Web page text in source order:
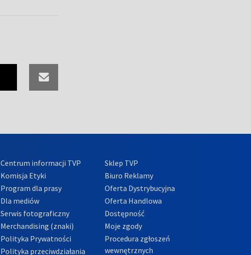
Centrum informacji TVP
Komisja Etyki
Program dla prasy
Dla mediów
Serwis fotograficzny
Merchandising (znaki)
Polityka Prywatności
Polityka przeciwdziałania
Sklep TVP
Biuro Reklamy
Oferta Dystrybucyjna
Oferta Handlowa
Dostępność
Moje zgody
Procedura zgłoszeń
wewnętrznych